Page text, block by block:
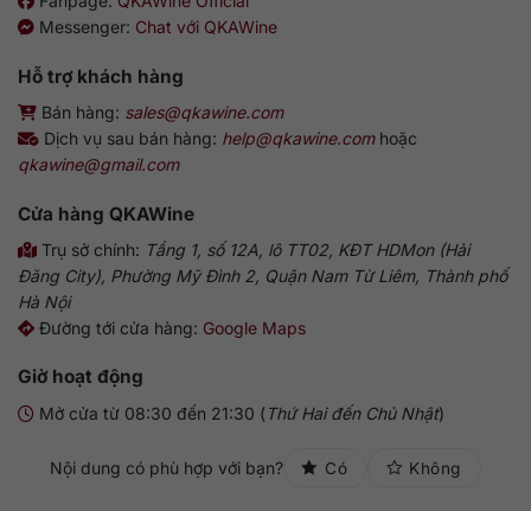
Messenger: Chat với QKAWine
Hỗ trợ khách hàng
Bán hàng: sales@qkawine.com
Dịch vụ sau bán hàng: help@qkawine.comhoặc
qkawine@gmail.com
Cửa hàng QKAWine
Trụ sở chính: Tầng 1, số 12A, lô TT02, KĐT HDMon (Hải
Đăng City), Phường Mỹ Đình 2, Quận Nam Từ Liêm, Thành phố
Hà Nội
Đường tới cửa hàng: Google Maps
Giờ hoạt động
Mở cửa từ 08:30 đến 21:30 ( Thứ Hai đến Chủ Nhật)
Nội dung có phù hợp với bạn? Có Không